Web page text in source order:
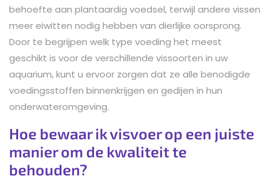
behoefte aan plantaardig voedsel, terwijl andere vissen
meer eiwitten nodig hebben van dierlijke oorsprong.
Door te begrijpen welk type voeding het meest
geschikt is voor de verschillende vissoorten in uw
aquarium, kunt u ervoor zorgen dat ze alle benodigde
voedingsstoffen binnenkrijgen en gedijen in hun
onderwateromgeving.
Hoe bewaar ik visvoer op een juiste
manier om de kwaliteit te
behouden?